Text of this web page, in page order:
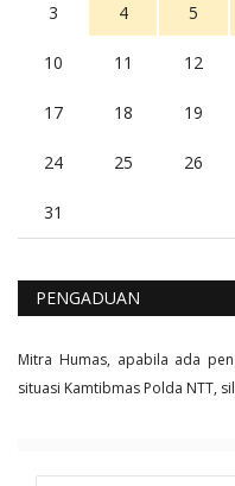
3 4 5
10 11 12
17 18 19
24 25 26
31
PENGADUAN
Mitra Humas, apabila ada
situasi Kamtibmas Polda NTT,